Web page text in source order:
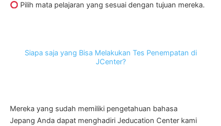
Pilih mata pelajaran yang sesuai dengan tujuan mereka.
Siapa saja yang Bisa Melakukan Tes Penempatan di
JCenter?
Mereka yang sudah memiliki pengetahuan bahasa
Jepang Anda dapat menghadiri Jeducation Center kami